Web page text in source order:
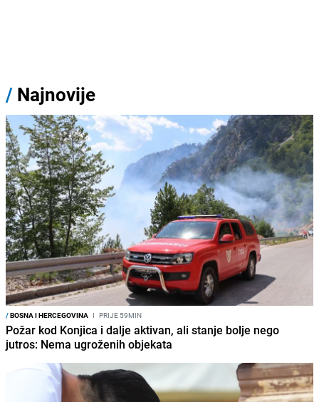
/ Najnovije
/BOSNA I HERCEGOVINA I PRIJE 59MIN
Požar kod Konjica i dalje aktivan, ali stanje bolje nego
jutros: Nema ugroženih objekata